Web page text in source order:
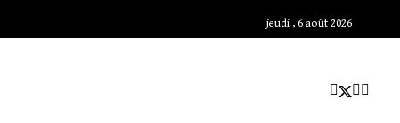
jeudi , 6 août 2026